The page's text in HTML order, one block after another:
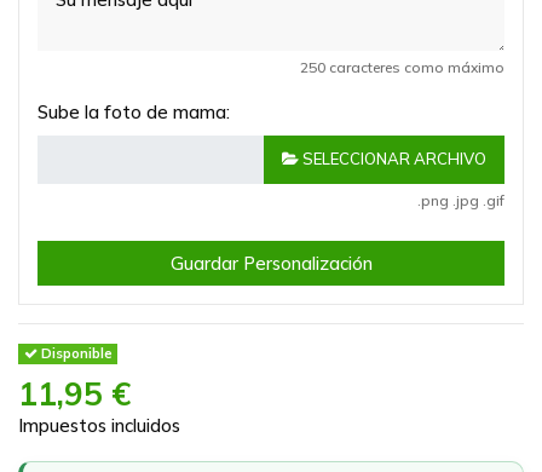
250 caracteres como máximo
Sube la foto de mama:
SELECCIONAR ARCHIVO
.png .jpg .gif
Guardar Personalización
Disponible
11,95 €
Impuestos incluidos